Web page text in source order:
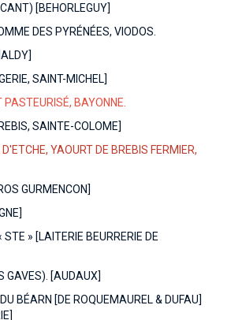
[BEHORLEGUY]
DES PYRÉNÉES, VIODOS.
SAINT-MICHEL]
PASTEURISÉ, BAYONNE.
SAINTE-COLOME]
YAOURT DE BREBIS FERMIER,
GURMENCON]
» [LAITERIE BEURRERIE DE
GAVES). [AUDAUX]
BÉARN [DE ROQUEMAUREL & DUFAU]